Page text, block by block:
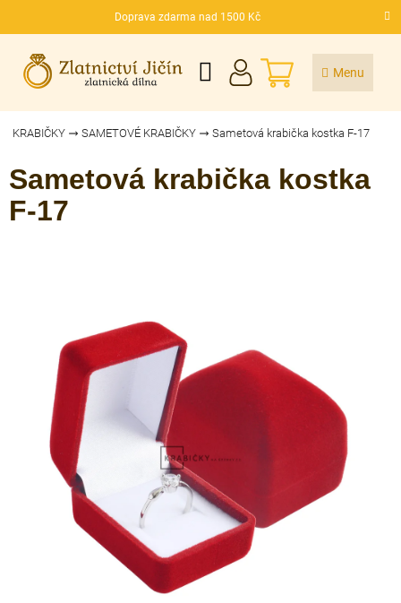
Doprava zdarma nad 1500 Kč
CZK
NÁKUPNÍ
KOŠÍK
KRABIČKY SAMETOVÉ KRABIČKY Sametová krabička kostka F-17
Sametová krabička kostka
F-17